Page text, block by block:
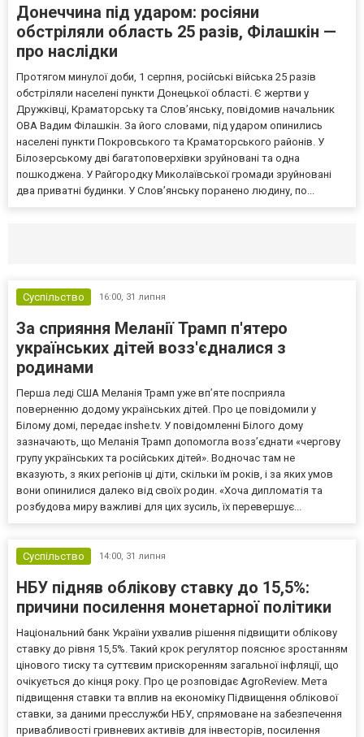
Донеччина під ударом: росіяни
обстріляли область 25 разів, Філашкін —
про наслідки
Протягом минулої доби, 1 серпня, російські війська 25 разів
обстріляли населені пункти Донецької області. Є жертви у
Дружківці, Краматорську та Слов’янську, повідомив начальник
ОВА Вадим Філашкін. За його словами, під ударом опинились
населені пункти Покровського та Краматорського районів. У
Білозерському дві багатоповерхівки зруйновані та одна
пошкоджена. У Райгородку Миколаївської громади зруйновані
два приватні будинки. У Слов’янську поранено людину, по...
Суспільство 16:00, 31 липня
За сприяння Меланії Трамп п'ятеро
українських дітей возз'єдналися з
родинами
Перша леді США Меланія Трамп уже впʼяте посприяла
поверненню додому українських дітей. Про це повідомили у
Білому домі, передає inshe.tv. У повідомленні Білого дому
зазначають, що Меланія Трамп допомогла возз’єднати «чергову
групу українських та російських дітей». Водночас там не
вказують, з яких регіонів ці діти, скільки їм років, і за яких умов
вони опинилися далеко від своїх родин. «Хоча дипломатія та
розбудова миру важливі для цих зусиль, їх перевершує...
Суспільство 14:00, 31 липня
НБУ підняв облікову ставку до 15,5%:
причини посилення монетарної політики
Національний банк України ухвалив рішення підвищити облікову
ставку до рівня 15,5%. Такий крок регулятор пояснює зростанням
цінового тиску та суттєвим прискоренням загальної інфляції, що
очікується до кінця року. Про це розповідає AgroReview. Мета
підвищення ставки та вплив на економіку Підвищення облікової
ставки, за даними пресслужби НБУ, спрямоване на забезпечення
привабливості гривневих активів для інвесторів, посилення